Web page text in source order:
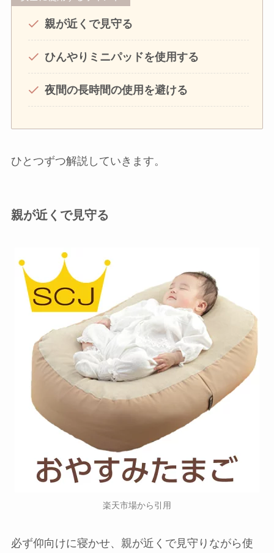
親が近くで見守る
ひんやりミニパッドを使用する
夜間の長時間の使用を避ける
ひとつずつ解説していきます。
親が近くで見守る
楽天市場から引用
必ず仰向けに寝かせ、親が近くで見守りながら使